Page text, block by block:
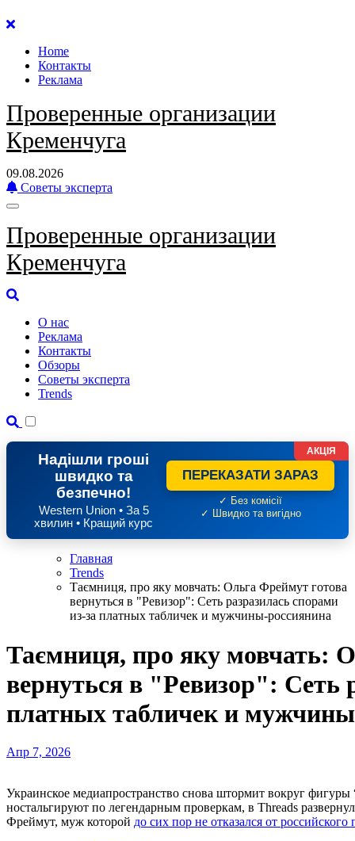
Перейти
содержанию
Home
Контакты
Реклама
Проверенные организации
Кременчуга
09.08.2026
Советы эксперта
Проверенные организации
Кременчуга
О нас
Реклама
Контакты
Обзоры
Советы эксперта
Trends
Надішли гроші
швидко та
безпечно!
Western Union • За 5
хвилин • Кращий курс
ПЕРЕКАЗАТИ ЗАРАЗ
✓ Без комісії
✓ Швидко та вигідно
АКЦІЯ
Главная
Trends
Таємниця, про яку мовчать: Ольга Фреймут готова
вернуться в "Ревизор": Сеть разразилась спорами
из-за платных табличек и мужчины-россиянина
Таємниця, про яку мовчать:
вернуться в "Ревизор": Сеть
платных табличек и
Апр 7, 2026
Украинское медиапространство снова штормит вокруг фигуры “главной инспекторки” страны. Пока фанаты
ностальгируют по легендарным проверкам, в Threads
Фреймут, муж которой до сих пор не отказался от российского